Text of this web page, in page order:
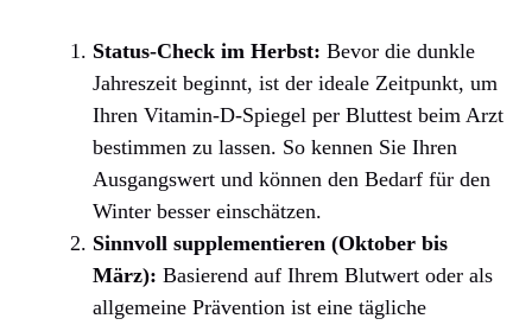
Status-Check im Herbst: Bevor die dunkle
Jahreszeit beginnt, ist der ideale Zeitpunkt, um
Ihren Vitamin-D-Spiegel per Bluttest beim Arzt
bestimmen zu lassen. So kennen Sie Ihren
Ausgangswert und können den Bedarf für den
Winter besser einschätzen.
Sinnvoll supplementieren (Oktober bis
März): Basierend auf Ihrem Blutwert oder als
allgemeine Prävention ist eine tägliche